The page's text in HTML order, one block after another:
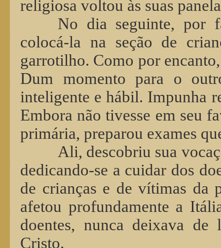
religiosa voltou às suas
No dia seguinte, por
colocá-la na seção de
garrotilho. Como por
Dum momento para o
inteligente e hábil. Impunha
Embora não tivesse em seu
primária, preparou exames
Ali, descobriu sua
dedicando-se a cuidar dos
de crianças e de vítimas da
afetou profundamente a
doentes, nunca deixava de
Cristo.